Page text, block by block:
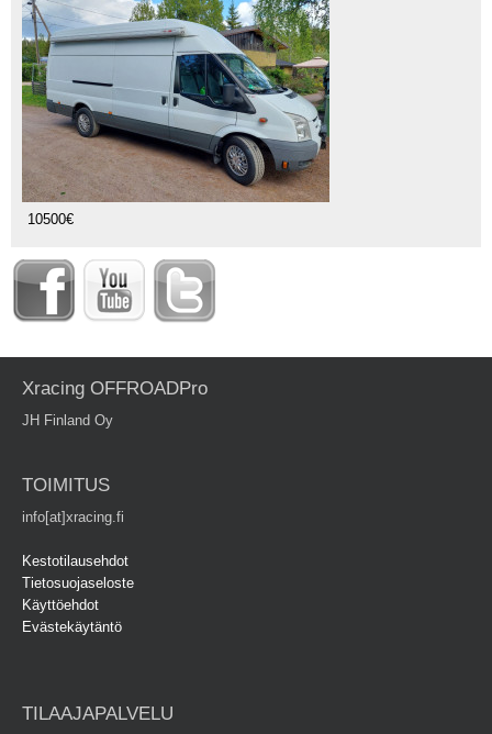
10500€
Xracing OFFROADPro
JH Finland Oy
TOIMITUS
info[at]xracing.fi
Kestotilausehdot
Tietosuojaseloste
Käyttöehdot
Evästekäytäntö
TILAAJAPALVELU